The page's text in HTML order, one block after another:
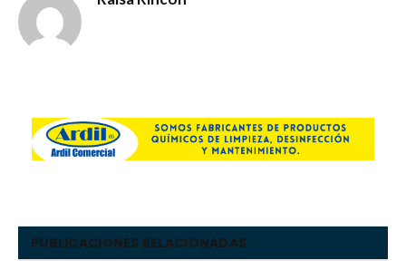
PUBLICACIONES RELACIONADAS